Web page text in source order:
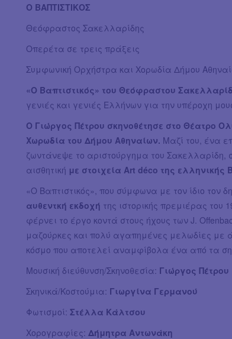
Ο ΒΑΠΤΙΣΤΙΚΟΣ
Θεόφραστος Σακελλαρίδης
Οπερέτα σε τρεις πράξεις
Συμφωνική Ορχήστρα και Χορωδία Δήμου
«Ο Βαπτιστικός» του Θεόφραστου
γενιές και γενιές Ελλήνων για την υπέροχη
Ο Γιώργος Πέτρου σκηνοθέτησε στο Θέατρο
Χωρωδία του Δήμου Αθηναίων. Μαζί του, ένα
ζωντάνεψε το αριστούργημα του Σακελλαρίδη,
αισθητική με στοιχεία Art déco της ελληνικής
«Ο Βαπτιστικός», που σύμφωνα με τον ίδιο τον
αυθεντκή εκδοχή της ιστορικής πρεμιέρας του
φέρνει το έργο κοντά στους ήχους των J.
μαζούρκες και πολύ αγαπημένες μελωδίες με
κόσμο που αποτελεί αναμφίβολα ένα από τα
Μουσική διεύθυνση/Σκηνοθεσία: Γιώργος Πέτρου
Σκηνικά/Κοστούμια: Γιωργίνα Γερμανού
Φωτισμοί: Στέλλα Κάλτσου
Χορογραφίες: Δήμητρα Αντωνάκη